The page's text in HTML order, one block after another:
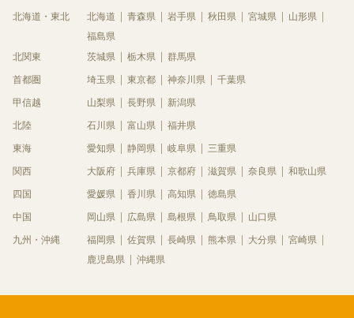
北海道・東北 北海道 青森県 岩手県 秋田県 宮城県
山形県
福島県
北関東
茨城県 栃木県 群馬県
首都圏 埼玉県 東京都 神奈川県 千葉県
甲信越 山梨県 長野県 新潟県
北陸 石川県 富山県 福井県
東海 愛知県 静岡県 岐阜県 三重県
関西 大阪府 兵庫県 京都府 滋賀県 奈良県 和歌山県
四国 愛媛県 香川県 高知県 徳島県
中国 岡山県 広島県 島根県 鳥取県 山口県
九州・沖縄 福岡県 佐賀県 長崎県 熊本県 大分県
宮崎県
鹿児島県
沖縄県